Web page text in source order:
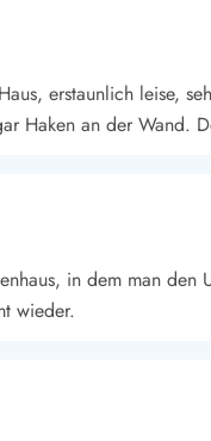
erstaunlich leise,
Haken an der Wand.
in dem man
wieder.